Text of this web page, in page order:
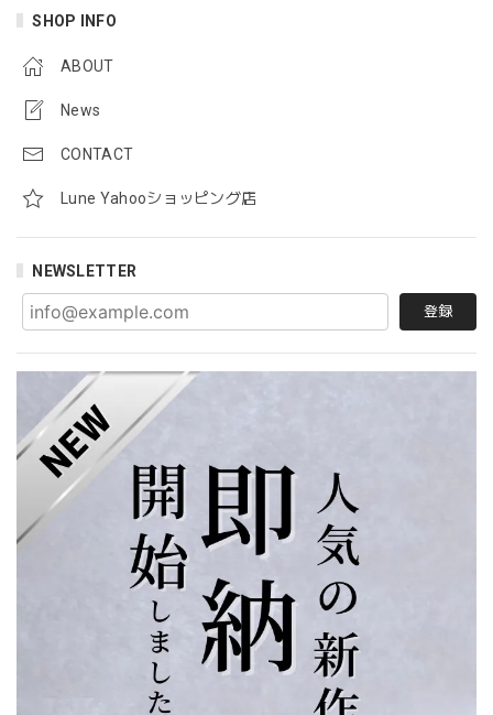
SHOP INFO
ABOUT
News
CONTACT
Lune Yahooショッピング店
NEWSLETTER
登録